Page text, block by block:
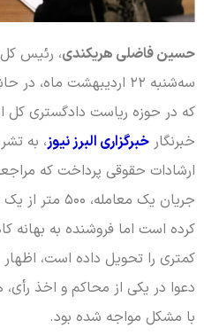
حسین فاضلی هریکندی، رئیس کل
سه‌شنبه ۲۲ اردیبهشت
که در حوزه ریاست دادگستری کل
خبرنگار خبرگزاری البرز نیوز، به
ارشادات حقوقی پرداخت که
جریان یک
کرده است اما فروشنده به
کمتری را تحویل داده است،
دعوا در یکی از محاکم و اخذ
با مشکل مواجه شده بود.